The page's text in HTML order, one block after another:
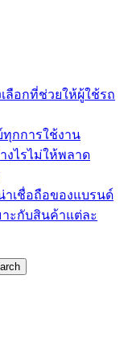
ลือกที่ช่วยให้ผู้ใช้รถ
กการใช้งาน
งไรไม่ให้พลาด
เชื่อถือของแบรนด์
ะกับสินค้าแต่ละ